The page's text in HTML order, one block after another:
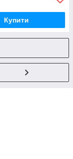
Купити